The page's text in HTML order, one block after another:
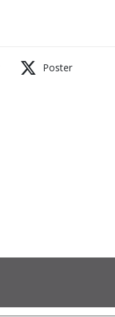
Poster